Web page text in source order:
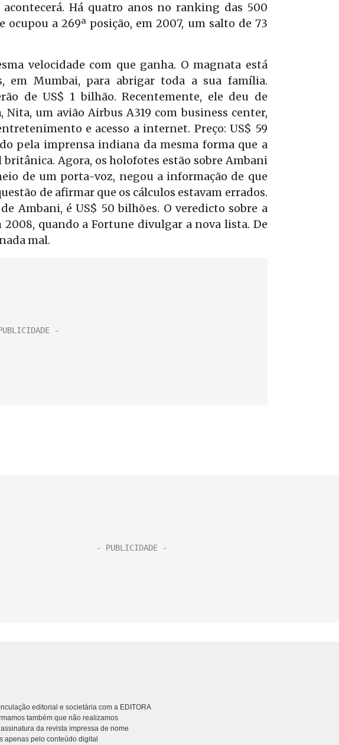
Há quatro anos no ranking das 500
ocupou a 269ª posição, em 2007, um salto de 73
velocidade com que ganha. O magnata está
em Mumbai, para abrigar toda a sua família.
de US$ 1 bilhão. Recentemente, ele deu de
um avião Airbus A319 com business center,
e acesso a internet. Preço: US$ 59
pela imprensa indiana da mesma forma que a
Agora, os holofotes estão sobre Ambani
de um porta-voz, negou a informação de que
de afirmar que os cálculos estavam errados.
Ambani, é US$ 50 bilhões. O veredicto sobre a
quando a Fortune divulgar a nova lista. De
mal.
editorial e societária com a EDITORA
também que não realizamos
da revista impressa de nome
apenas pelo conteúdo digital